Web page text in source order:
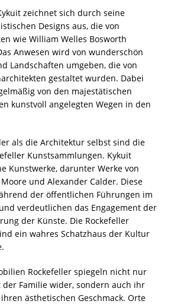
zeichnet sich durch seine
Designs aus, die von
wie William Welles Bosworth
Anwesen wird von wunderschön
Landschaften umgeben, die von
gestaltet wurden. Dabei
von den majestätischen
kunstvoll angelegten Wegen in den
als die Architektur selbst sind die
Kunstsammlungen. Kykuit
Kunstwerke, darunter Werke von
Moore und Alexander Calder. Diese
der öffentlichen Führungen im
verdeutlichen das Engagement der
der Künste. Die Rockefeller
ein wahres Schatzhaus der Kultur
Rockefeller spiegeln nicht nur
Familie wider, sondern auch ihr
ästhetischen Geschmack. Orte